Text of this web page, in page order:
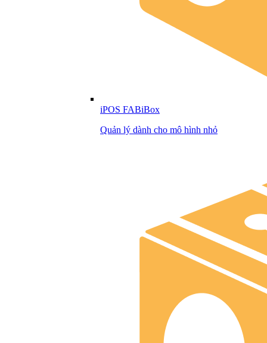
iPOS FABiBox
Quản lý dành cho mô hình nhỏ